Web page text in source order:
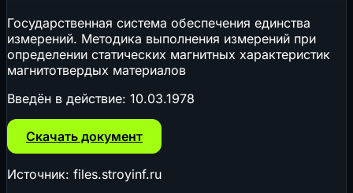
Государственная система обеспечения единства
измерений. Методика выполнения измерений при
определении статических магнитных характеристик
магнитотвердых материалов
Введён в действие: 10.03.1978
Скачать документ
Источник: files.stroyinf.ru